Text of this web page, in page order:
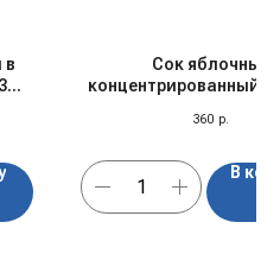
в
Сок яблочный
концентрированный
360 р.
В